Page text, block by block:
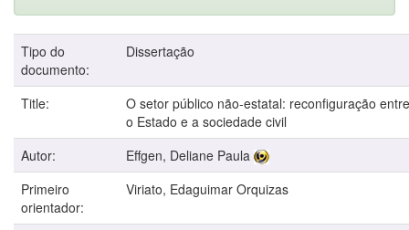
Tipo do
documento:
Dissertação
Title:
O setor público não-estatal: reconfiguração entre
o Estado e a sociedade civil
Autor:
Effgen, Deliane Paula
Primeiro
orientador:
Viriato, Edaguimar Orquizas